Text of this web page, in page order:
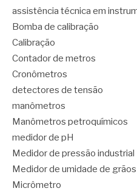
assistência técnica em
Bomba de calibração
Calibração
Contador de metros
Cronômetros
detectores de tensão
manômetros
Manômetros petroquímicos
medidor de pH
Medidor de pressão industrial
Medidor de umidade de grãos
Micrômetro